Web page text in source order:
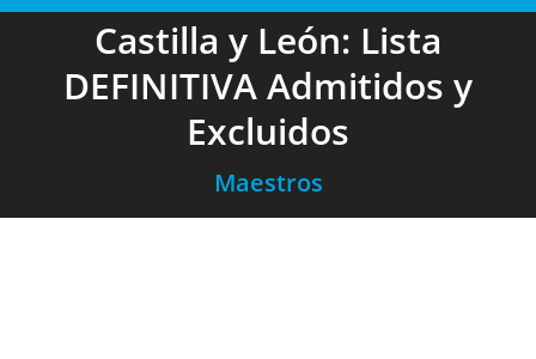
Castilla y León: Lista
DEFINITIVA Admitidos y
Excluidos
Maestros